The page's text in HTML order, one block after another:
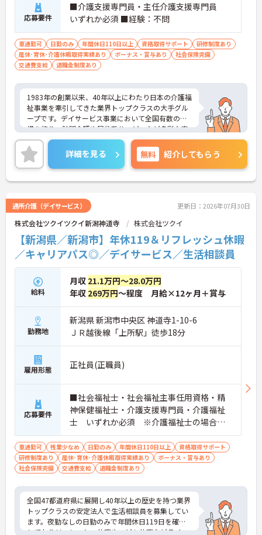
応募要件
■介護支援専門員・主任介護支援専門員
いずれか必須 ■経験：不問
車通勤可 日勤のみ 年間休日110日以上 資格取得サポート
研修制度あり
産休･育休･介護休暇取得実績あり
ボーナス・賞与あり
社会保険完備
交通費支給
退職金制度あり
1983年の創業以来、40年以上にわたり日本の介護福
祉事業を牽引してきた業界トップクラスの大手グル
ープです。デイサービス事業において全国有数の規
模を誇り、訪問介護や居住系サービスなど多彩な事
業を展開することで、地域のあらゆるニーズにワン
ストップで応える体制を確立しています。ダイバー
シティ経営を積極的に推進し、多様な人材が能力を
発揮できる職場環境の構築に注力している点も大き
な特色です。また、大規模災害を見据えたBCP（事
ンの運用など、お客様と従業員の双方を守るリスク
マネジメントも徹底されています。今後は、ご家族
がオンラインで情報を確認できるシステムや、AIを
活用した相談サービスの導入など、IT技術を積極的
に取り入れ、在宅生活の質の向上と従業員の業務効
率化を両立する次世代型の介護サービスを追求して
いく方針です。安定した事業基盤と革新への意欲を
併せ持つ、長期的なキャリア形成に最適な法人で
す。
★おすすめPOINT★
【土日休み×残業月平均3時間！ワークライフバラ
ンスを大切にできる環境です】
・基本土日休みで年間休日116日が確保されており
す
・毎月付与されるリフレッシュ休暇を活用し連休の
取得も可能でプライベートの時間もしっかりと確保
・くるみん認定企業として未就学児向けのこども休
暇や育休取得実績など子育てと両立しやすい制度が
充実しています
【主任ケアマネ複数名在籍！手厚いフォロー体制で
未経験やブランクがある方も安心です】
・困難事例があった際も主任ケアマネジャーと情報
共有やケース検討ができ必要に応じて同行訪問など
のサポートを受けられます
・一人ひとりの仕事量や状況に合わせて管理者が新
規の受け入れを調整するため業務過多にならず無理
なく働けます
・公的資格取得・自己啓発支援制度が整っており働
詳細を見る 無料 紹介してもらう
通所介護（デイサービス） 更新日：2026年07月30日
株式会社ツクイツクイ新潟神道寺 株式会社ツクイ
【新潟県／新潟市】年休119＆リフレッシュ休暇
／キャリアパス◎／デイサービス／生活相談員
給料
月収 21.1万円～28.0万円
年収 269万円～程度 月給×12ヶ月＋賞与
勤務地
新潟県 新潟市中央区 神道寺1-10-6
ＪＲ越後線「上所駅」徒歩18分
雇用形態 正社員(正職員)
応募要件
■社会福祉士・社会福祉主事任用資格・精
神保健福祉士・介護支援専門員・介護福祉
士 いずれか必須 ※介護福祉士の場合、
介護保険サービス事業所において、介護職
員として常勤で5年以上の勤務実績がある者
（合算、通算可） ■経験：相談員業務経験
（年数問わず）
車通勤可 残業少なめ 日勤のみ 年間休日110日以上
資格取得サポート
研修制度あり
産休･育休･介護休暇取得実績あり
ボーナス・賞与あり
社会保険完備
交通費支給 退職金制度あり
全国47都道府県に展開し40年以上の歴史を持つ業界
トップクラスの安定法人で生活相談員を募集してい
ます。夜勤なしの日勤のみで年間休日119日を確保
しておりリフレッシュ休暇やこども休暇などライフ